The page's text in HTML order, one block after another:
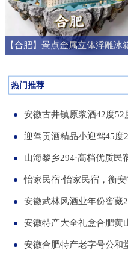
【合肥】景点金属立体浮雕冰
热门推荐
安徽武林风酒业年份窖藏